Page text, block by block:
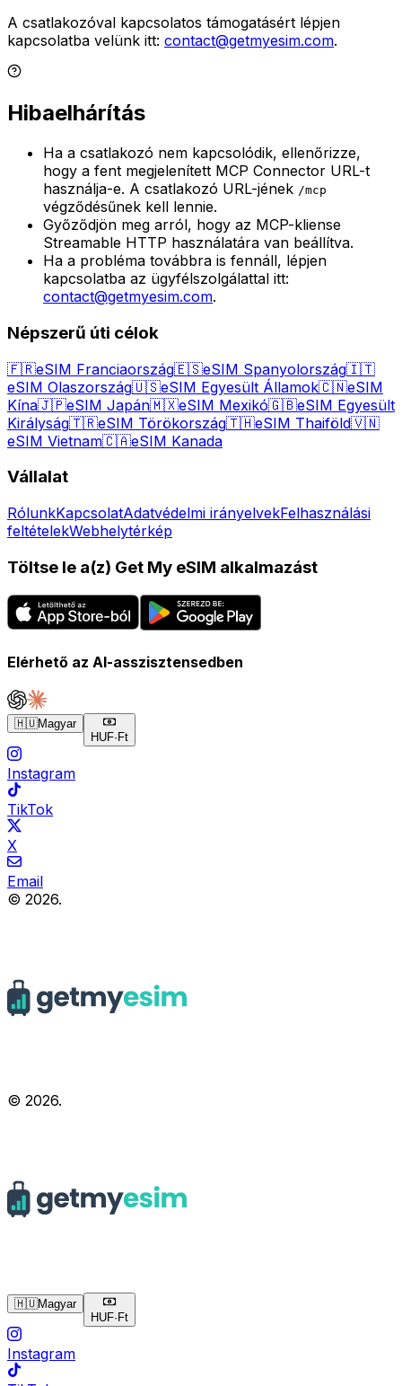
A csatlakozóval kapcsolatos támogatásért lépjen
kapcsolatba velünk itt: contact@getmyesim.com.
Hibaelhárítás
Ha a csatlakozó nem kapcsolódik, ellenőrizze,
hogy a fent megjelenített MCP Connector URL-t
használja-e. A csatlakozó URL-jének /mcp
végződésűnek kell lennie.
Győződjön meg arról, hogy az MCP-kliense
Streamable HTTP használatára van beállítva.
Ha a probléma továbbra is fennáll, lépjen
kapcsolatba az ügyfélszolgálattal itt:
contact@getmyesim.com.
Népszerű úti célok
🇫🇷eSIM Franciaország🇪🇸eSIM Spanyolország🇮🇹
eSIM Olaszország🇺🇸eSIM Egyesült Államok🇨🇳eSIM
Kína🇯🇵eSIM Japán🇲🇽eSIM Mexikó🇬🇧eSIM Egyesült
Királyság🇹🇷eSIM Törökország🇹🇭eSIM Thaiföld🇻🇳
eSIM Vietnam🇨🇦eSIM Kanada
Vállalat
RólunkKapcsolatAdatvédelmi irányelvekFelhasználási
feltételekWebhelytérkép
Töltse le a(z) Get My eSIM alkalmazást
Elérhető az AI-asszisztensedben
🇭🇺Magyar
HUF· Ft
Instagram
TikTok
X
Email
© 2026.
© 2026.
🇭🇺Magyar
HUF·Ft
Instagram